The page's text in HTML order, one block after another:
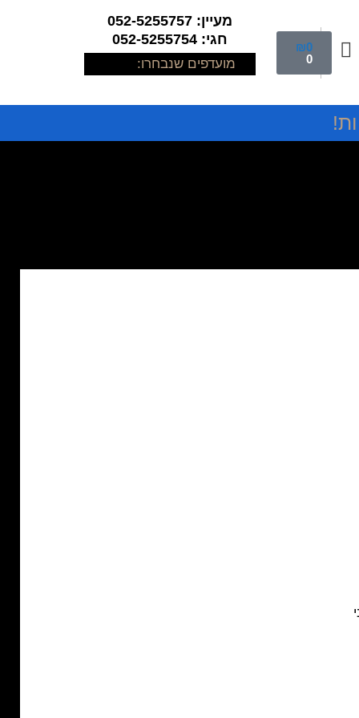
₪0
0
מעיין: 052-5255757
חגי: 052-5255754
מועדפים שנבחרו: